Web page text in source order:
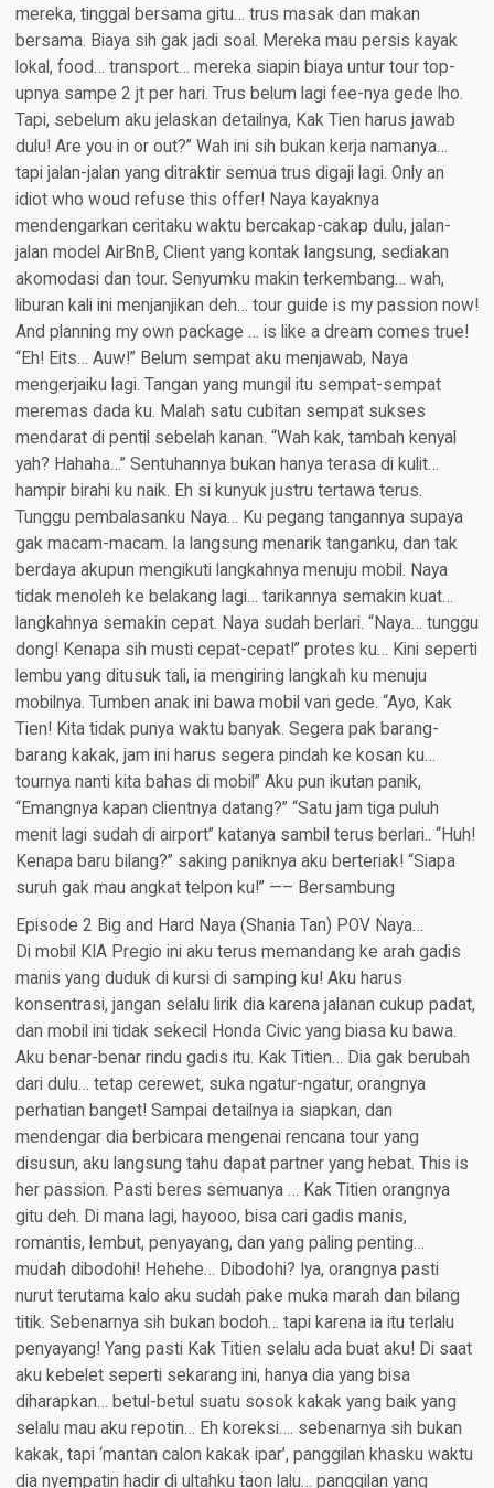
mereka, tinggal bersama gitu… trus masak dan makan
bersama. Biaya sih gak jadi soal. Mereka mau persis kayak
lokal, food… transport… mereka siapin biaya untur tour top-
upnya sampe 2 jt per hari. Trus belum lagi fee-nya gede lho.
Tapi, sebelum aku jelaskan detailnya, Kak Tien harus jawab
dulu! Are you in or out?” Wah ini sih bukan kerja namanya…
tapi jalan-jalan yang ditraktir semua trus digaji lagi. Only an
idiot who woud refuse this offer! Naya kayaknya
mendengarkan ceritaku waktu bercakap-cakap dulu, jalan-
jalan model AirBnB, Client yang kontak langsung, sediakan
akomodasi dan tour. Senyumku makin terkembang… wah,
liburan kali ini menjanjikan deh… tour guide is my passion now!
And planning my own package … is like a dream comes true!
“Eh! Eits… Auw!” Belum sempat aku menjawab, Naya
mengerjaiku lagi. Tangan yang mungil itu sempat-sempat
meremas dada ku. Malah satu cubitan sempat sukses
mendarat di pentil sebelah kanan. “Wah kak, tambah kenyal
yah? Hahaha…” Sentuhannya bukan hanya terasa di kulit…
hampir birahi ku naik. Eh si kunyuk justru tertawa terus.
Tunggu pembalasanku Naya… Ku pegang tangannya supaya
gak macam-macam. Ia langsung menarik tanganku, dan tak
berdaya akupun mengikuti langkahnya menuju mobil. Naya
tidak menoleh ke belakang lagi… tarikannya semakin kuat…
langkahnya semakin cepat. Naya sudah berlari. “Naya… tunggu
dong! Kenapa sih musti cepat-cepat!” protes ku… Kini seperti
lembu yang ditusuk tali, ia mengiring langkah ku menuju
mobilnya. Tumben anak ini bawa mobil van gede. “Ayo, Kak
Tien! Kita tidak punya waktu banyak. Segera pak barang-
barang kakak, jam ini harus segera pindah ke kosan ku…
tournya nanti kita bahas di mobil” Aku pun ikutan panik,
“Emangnya kapan clientnya datang?” “Satu jam tiga puluh
menit lagi sudah di airport” katanya sambil terus berlari.. “Huh!
Kenapa baru bilang?” saking paniknya aku berteriak! “Siapa
suruh gak mau angkat telpon ku!” —– Bersambung
Episode 2 Big and Hard Naya (Shania Tan) POV Naya…​
Di mobil KIA Pregio ini aku terus memandang ke arah gadis
manis yang duduk di kursi di samping ku! Aku harus
konsentrasi, jangan selalu lirik dia karena jalanan cukup padat,
dan mobil ini tidak sekecil Honda Civic yang biasa ku bawa.
Aku benar-benar rindu gadis itu. Kak Titien… Dia gak berubah
dari dulu… tetap cerewet, suka ngatur-ngatur, orangnya
perhatian banget! Sampai detailnya ia siapkan, dan
mendengar dia berbicara mengenai rencana tour yang
disusun, aku langsung tahu dapat partner yang hebat. This is
her passion. Pasti beres semuanya … Kak Titien orangnya
gitu deh. Di mana lagi, hayooo, bisa cari gadis manis,
romantis, lembut, penyayang, dan yang paling penting…
mudah dibodohi! Hehehe… Dibodohi? Iya, orangnya pasti
nurut terutama kalo aku sudah pake muka marah dan bilang
titik. Sebenarnya sih bukan bodoh… tapi karena ia itu terlalu
penyayang! Yang pasti Kak Titien selalu ada buat aku! Di saat
aku kebelet seperti sekarang ini, hanya dia yang bisa
diharapkan… betul-betul suatu sosok kakak yang baik yang
selalu mau aku repotin… Eh koreksi…. sebenarnya sih bukan
kakak, tapi ‘mantan calon kakak ipar’, panggilan khasku waktu
dia nyempatin hadir di ultahku taon lalu… panggilan yang